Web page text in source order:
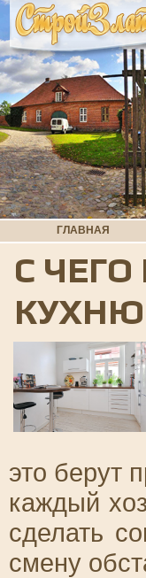
ГЛАВНАЯ
С
КУХНЮ
это берут
каждый
сделать
смену